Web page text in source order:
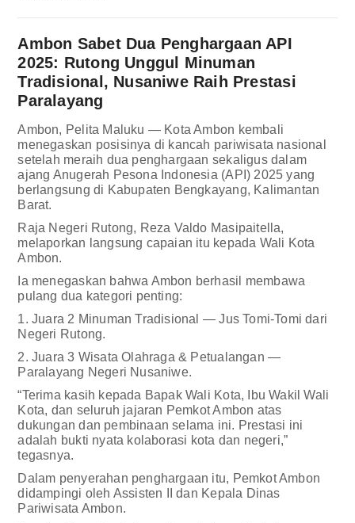
Ambon Sabet Dua Penghargaan API
2025: Rutong Unggul Minuman
Tradisional, Nusaniwe Raih Prestasi
Paralayang
Ambon, Pelita Maluku — Kota Ambon kembali
menegaskan posisinya di kancah pariwisata nasional
setelah meraih dua penghargaan sekaligus dalam
ajang Anugerah Pesona Indonesia (API) 2025 yang
berlangsung di Kabupaten Bengkayang, Kalimantan
Barat.
Raja Negeri Rutong, Reza Valdo Masipaitella,
melaporkan langsung capaian itu kepada Wali Kota
Ambon.
Ia menegaskan bahwa Ambon berhasil membawa
pulang dua kategori penting:
1. Juara 2 Minuman Tradisional — Jus Tomi-Tomi dari
Negeri Rutong.
2. Juara 3 Wisata Olahraga & Petualangan —
Paralayang Negeri Nusaniwe.
“Terima kasih kepada Bapak Wali Kota, Ibu Wakil Wali
Kota, dan seluruh jajaran Pemkot Ambon atas
dukungan dan pembinaan selama ini. Prestasi ini
adalah bukti nyata kolaborasi kota dan negeri,”
tegasnya.
Dalam penyerahan penghargaan itu, Pemkot Ambon
didampingi oleh Assisten II dan Kepala Dinas
Pariwisata Ambon.